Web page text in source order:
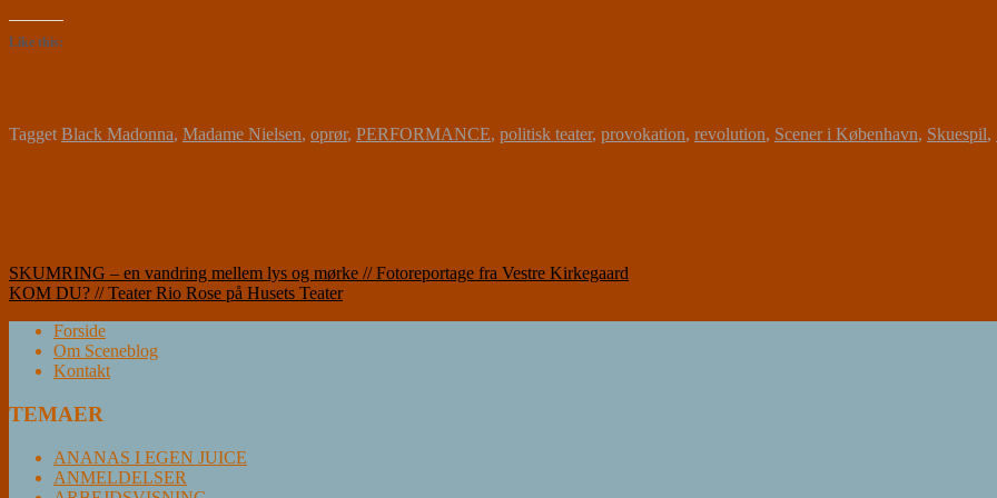
Like this:
Tagget Black Madonna, Madame Nielsen, oprør, PERFORMANCE, politisk teater, provokation, revolution, Scener i København, Skuespil,
Indlægsnavigation
SKUMRING – en vandring mellem lys og mørke // Fotoreportage fra Vestre Kirkegaard
KOM DU? // Teater Rio Rose på Husets Teater
Forside
Om Sceneblog
Kontakt
TEMAER
ANANAS I EGEN JUICE
ANMELDELSER